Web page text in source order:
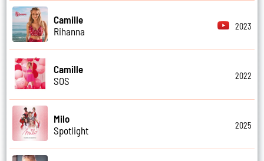
Camille
Rihanna
2023
Camille
SOS
2022
Milo
Spotlight
2025